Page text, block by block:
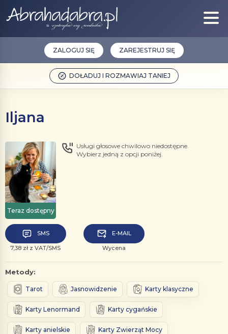
DOŁADUJ I ROZMAWIAJ TANIEJ
ZALOGUJ SIĘ ZAREJESTRUJ SIĘ
Iljana
Teraz dostępny
Usługi głosowe chwilowo niedostępne.
Wybierz jedną z opcji poniżej.
SMS
7,38 zł z VAT/SMS
E-MAIL
Wycena
Metody:
Tarot Jasnowidzenie Karty klasyczne
Karty Lenormand Karty cygańskie
Karty anielskie Karty Zwierząt Mocy